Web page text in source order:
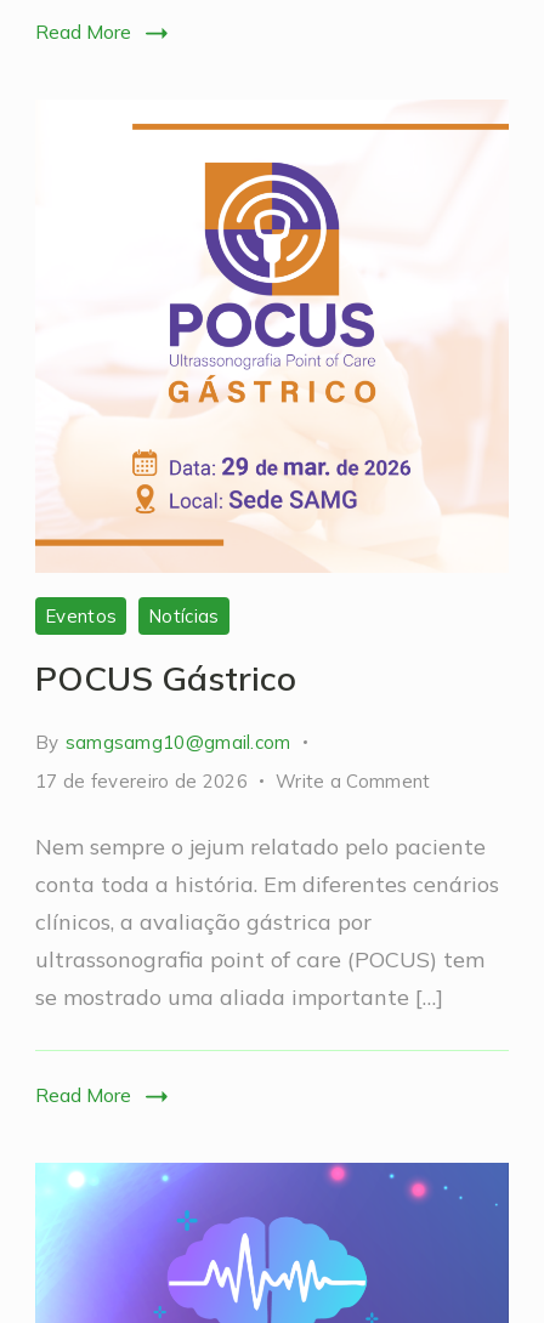
Read More
Eventos Notícias
POCUS Gástrico
By samgsamg10@gmail.com
17 de fevereiro de 2026
Write a Commenton
Gástrico
Nem sempre o jejum relatado pelo paciente
conta toda a história. Em diferentes cenários
clínicos, a avaliação gástrica por
ultrassonografia point of care (POCUS) tem
se mostrado uma aliada importante […]
Read More